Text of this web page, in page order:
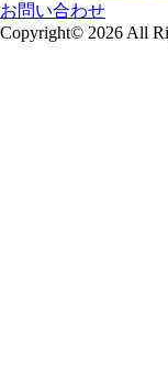
お問い合わせ
Copyright© 2026 All